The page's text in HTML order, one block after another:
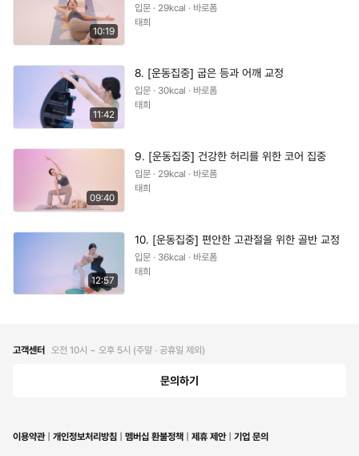
10:19
입문 · 29kcal · 바로폼
태희
11:42
8. [운동집중] 굽은 등과 어깨 교정
입문 · 30kcal · 바로폼
태희
09:40
9. [운동집중] 건강한 허리를 위한 코어 집중
입문 · 29kcal · 바로폼
태희
12:57
10. [운동집중] 편안한 고관절을 위한 골반 교정
입문 · 36kcal · 바로폼
태희
고객센터 오전 10시 ~ 오후 5시 (주말 ∙ 공휴일 제외)
문의하기
이용약관 개인정보처리방침 멤버십 환불정책 제휴 제안 기업 문의